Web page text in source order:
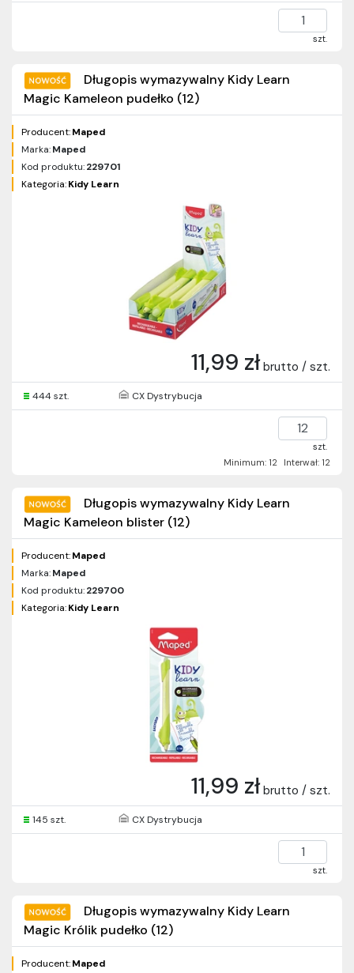
szt.
Długopis wymazywalny Kidy Learn
Magic Kameleon pudełko (12)
Producent:Maped
Marka:Maped
Kod produktu:229701
Kategoria:Kidy Learn
11,99 zł brutto / szt.
444 szt. CX Dystrybucja
szt.
Minimum: 12
Interwał: 12
Długopis wymazywalny Kidy Learn
Magic Kameleon blister (12)
Producent:Maped
Marka:Maped
Kod produktu:229700
Kategoria:Kidy Learn
11,99 zł brutto / szt.
145 szt. CX Dystrybucja
szt.
Długopis wymazywalny Kidy Learn
Magic Królik pudełko (12)
Producent:Maped